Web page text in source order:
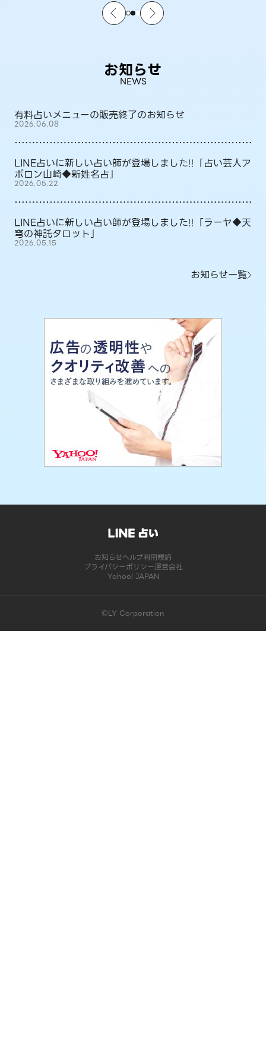
お知らせ
NEWS
有料占いメニューの販売終了のお知らせ
2026.06.08
LINE占いに新しい占い師が登場しました!!「占い芸人ア
ポロン山崎◆新姓名占」
2026.05.22
LINE占いに新しい占い師が登場しました!!「ラーヤ◆天
穹の神託タロット」
2026.05.15
お知らせ一覧
お知らせヘルプ利用規約
プライバシーポリシー運営会社
Yahoo! JAPAN
©LY Corporation
このコンテンツは掲載が終了しました | LINE占い